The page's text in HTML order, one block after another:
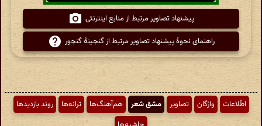
پیشنهاد تصاویر مرتبط از منابع اینترنتی
راهنمای نحوهٔ پیشنهاد تصاویر مرتبط از گنجینهٔ گنجور
اطّلاعات واژگان تصاویر مشق شعر هم‌آهنگ‌ها ترانه‌ها
روند بازدیدها